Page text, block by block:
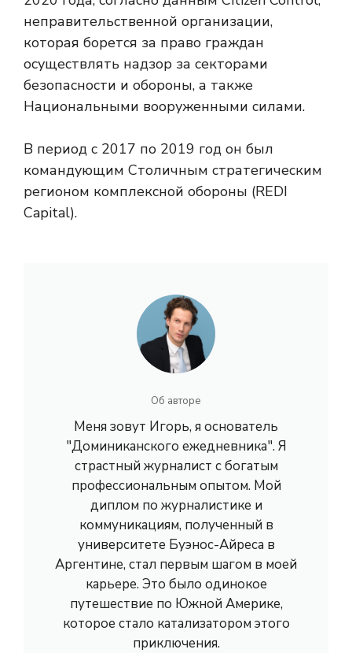
неправительственной организации,
которая борется за право граждан
осуществлять надзор за секторами
безопасности и обороны, а также
Национальными вооруженными силами.
В период с 2017 по 2019 год он был
командующим Столичным стратегическим
регионом комплексной обороны (REDI
Capital).
Об авторе
Меня зовут Игорь, я основатель
"Доминиканского ежедневника". Я
страстный журналист с богатым
профессиональным опытом. Мой
диплом по журналистике и
коммуникациям, полученный в
университете Буэнос-Айреса в
Аргентине, стал первым шагом в моей
карьере. Это было одинокое
путешествие по Южной Америке,
которое стало катализатором этого
приключения.